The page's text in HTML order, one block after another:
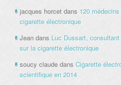
jacques horcet dans 120
cigarette électronique
Jean dans Luc Dussart,
sur la cigarette électronique
soucy claude dans Cigarette
scientifique en 2014